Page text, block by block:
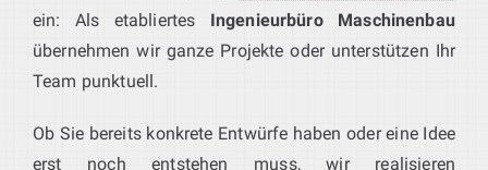
ein: Als etabliertes Ingenieurbüro Maschinenbau
übernehmen wir ganze Projekte oder unterstützen Ihr
Team punktuell.
Ob Sie bereits konkrete Entwürfe haben oder eine Idee
erst noch entstehen muss, wir realisieren